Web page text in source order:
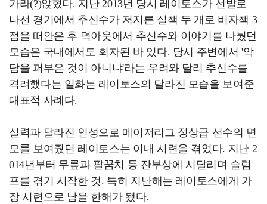
가라(?)앉혔다. 지난 2013년 당시 레이토스가 선발로
나선 경기에서 추신수가 저지른 실책 두 개로 비자책 3
점을 떠안은 후 덕아웃에서 추신수와 이야기를 나눴던
모습은 국내에서도 회자된 바 있다. 당시 주변에서 '악
담을 퍼부은 것이 아니냐'라는 우려와 달리 추신수를
격려했다는 일화는 레이토스의 달라진 모습을 보여준
대표적 사례다.
실력과 달라진 인성으로 메이저리그 정상급 선수의 면
모를 보여줬던 레이토스는 이내 시련을 겪었다. 지난 2
014년부터 무릎과 팔꿈치 등 잔부상에 시달리며 슬럼
프를 겪기 시작한 것. 특히 지난해는 레이토스에게 가
장 시련으로 남을 한해가 됐다.